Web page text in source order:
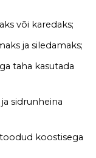
või karedaks;
ja siledamaks;
taha kasutada
sidrunheina
koostisega